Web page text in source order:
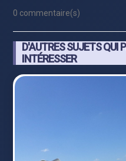
0 commentaire(s)
D'AUTRES SUJETS QUI
INTÉRESSER